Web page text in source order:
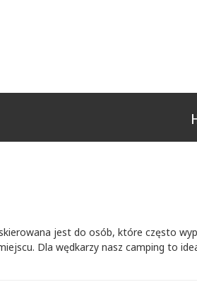
jest do osób, które często
Dla wędkarzy nasz camping to